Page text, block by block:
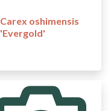
Carex oshimensis
'Evergold'